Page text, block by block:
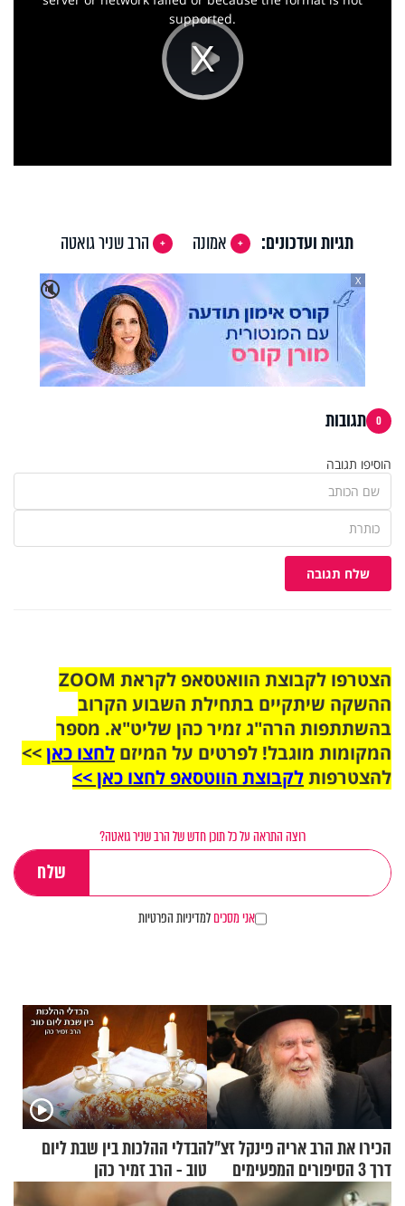
Play
supported.
תגיות ועדכונים: אמונה
הרב שניר גואטה
🔇
X
0 תגובות
הוסיפו תגובה
שלח תגובה
הצטרפו לקבוצת הוואטסאפ לקראת ZOOM
ההשקה שיתקיים בתחילת השבוע הקרוב
בהשתתפות הרה"ג זמיר כהן שליט"א. מספר
המקומות מוגבל! לפרטים על המיזם לחצו כאן>>
להצטרפותלקבוצת הווטסאפ לחצו כאן >>
רוצה התראה על כל תוכן חדש של הרב שניר גואטה?
אני מסכיםלמדיניות הפרטיות
הכירו את הרב אריה פינקל זצ"ל
דרך 3 הסיפורים המפעימים
האלה
הבדלי ההלכות בין שבת ליום
טוב - הרב זמיר כהן